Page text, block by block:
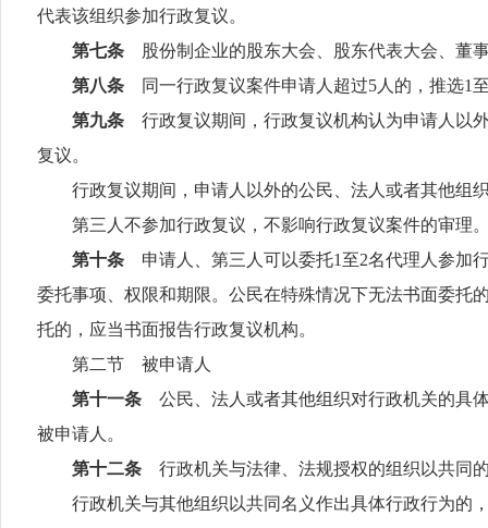
代表该组织参加行政复议。
第七条
股份制企业的股东大会、股东代表大会、董
第八条
同一行政复议案件申请人超过5 人的，推选1
第九条 行政复议期间，行政复议机构认为申请人以
复议。
行政复议期间，申请人以外的公民、法人或者其他组织
第三人不参加行政复议，不影响行政复议案件的审理
第十条 申请人、第三人可以委托1至2名代理人参加
委托事项、权限和期限。公民在特殊情况下无法书面委托
托的，应当书面报告行政复议机构。
第二节 被申请人
第十一条 公民、法人或者其他组织对行政机关的具
被申请人。
第十二条 行政机关与法律、法规授权的组织以共同
行政机关与其他组织以共同名义作出具体行政行为的